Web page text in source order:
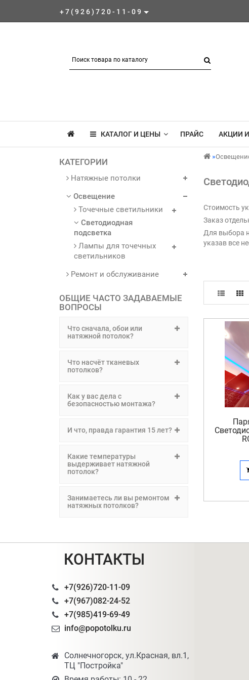
+7(926)720-11-09
КАТАЛОГ И ЦЕНЫ ПРАЙС АКЦИИ
КАТЕГОРИИ
Натяжные потолки
Освещение
Точечные светильники
Светодиодная
подсветка
Лампы для точечных
светильников
Ремонт и обслуживание
ОБЩИЕ ЧАСТО ЗАДАВАЕМЫЕ
ВОПРОСЫ
Что сначала, обои или
натяжной потолок?
Что насчёт тканевых
потолков?
Как у вас дела с
безопасностью монтажа?
И что, правда гарантия 15 лет?
Какие температуры
выдерживает натяжной
потолок?
Занимаетесь ли вы ремонтом
натяжных потолков?
Стоимость
Заказ
Для выбора
указав все
КОНТАКТЫ
+7(926)720-11-09
+7(967)082-24-52
+7(985)419-69-49
info@popotolku.ru
Солнечногорск, ул.Красная, вл.1,
ТЦ "Постройка"